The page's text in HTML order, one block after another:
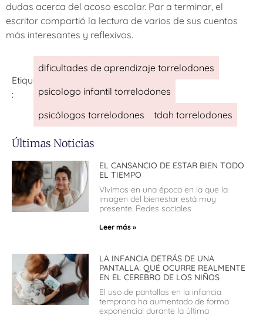
dudas acerca del acoso escolar. Par a terminar, el
escritor compartió la lectura de varios de sus cuentos
más interesantes y reflexivos.
Etiquetas
:
dificultades de aprendizaje torrelodones
psicologo infantil torrelodones
psicólogos torrelodones
tdah torrelodones
Últimas Noticias
EL CANSANCIO DE ESTAR BIEN TODO
EL TIEMPO
Vivimos en una época en la que la
imagen del bienestar está muy
presente. Redes sociales
Leer más »
LA INFANCIA DETRÁS DE UNA
PANTALLA: QUÉ OCURRE REALMENTE
EN EL CEREBRO DE LOS NIÑOS
El uso de pantallas en la infancia
temprana ha aumentado de forma
exponencial durante la última